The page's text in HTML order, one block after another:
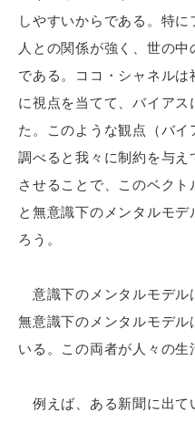
しやすいからである。特
人との関係が強く、世の
である。ココ・シャネル
に視点を当てて、バイアス
た。このような観点（バ
調べると我々に制約を与え
させることで、このベク
と無意識下のメンタルモ
ろう。
意識下のメンタルモデル
無意識下のメンタルモデル
いる。この両者が人々の生
例えば、ある新聞に出て